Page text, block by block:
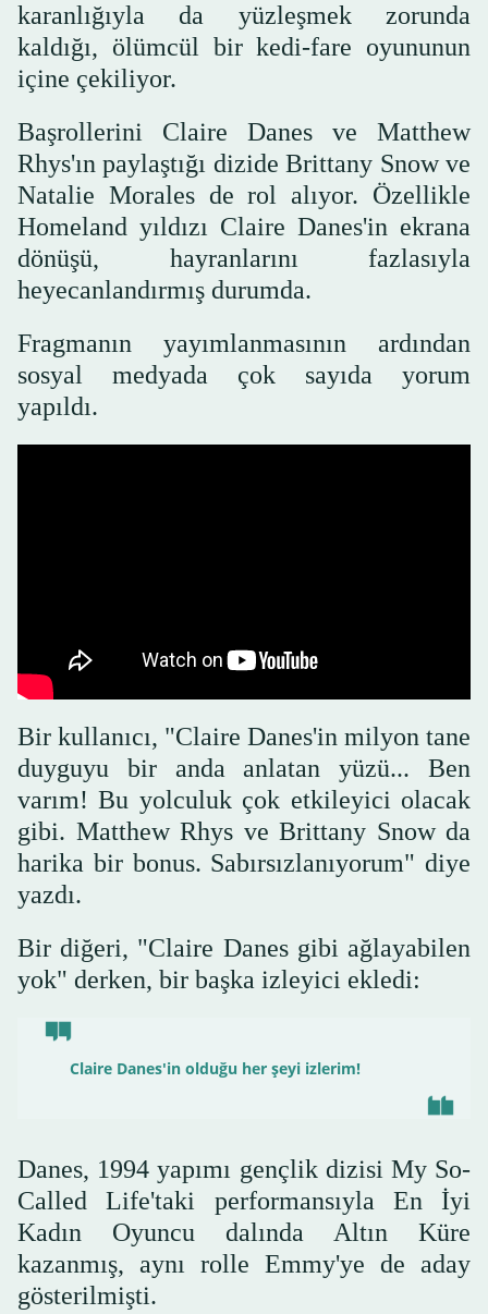
karanlığıyla da yüzleşmek zorunda
kaldığı, ölümcül bir kedi-fare oyununun
içine çekiliyor.
Başrollerini Claire Danes ve Matthew
Rhys'ın paylaştığı dizide Brittany Snow ve
Natalie Morales de rol alıyor. Özellikle
Homeland yıldızı Claire Danes'in ekrana
dönüşü, hayranlarını fazlasıyla
heyecanlandırmış durumda.
Fragmanın yayımlanmasının ardından
sosyal medyada çok sayıda yorum
yapıldı.
Bir kullanıcı, "Claire Danes'in milyon tane
duyguyu bir anda anlatan yüzü... Ben
varım! Bu yolculuk çok etkileyici olacak
gibi. Matthew Rhys ve Brittany Snow da
harika bir bonus. Sabırsızlanıyorum" diye
yazdı.
Bir diğeri, "Claire Danes gibi ağlayabilen
yok" derken, bir başka izleyici ekledi:
Claire Danes'in olduğu her şeyi izlerim!
Danes, 1994 yapımı gençlik dizisi My So-
Called Life'taki performansıyla En İyi
Kadın Oyuncu dalında Altın Küre
kazanmış, aynı rolle Emmy'ye de aday
gösterilmişti.